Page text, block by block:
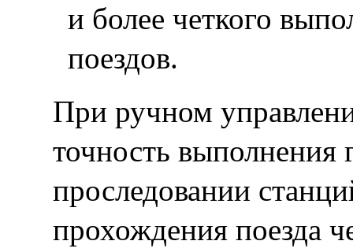
и более четкого
поездов.
При ручном
точность выполнения
проследовании
прохождения поезда